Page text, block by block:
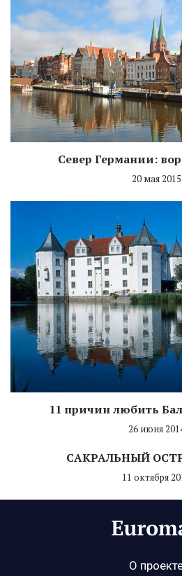
Север Германии:
20 мая 2015
11 причин любить
26 июня
САКРАЛЬНЫЙ
11 октября
О